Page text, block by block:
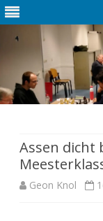
Assen dicht
Geon Knol